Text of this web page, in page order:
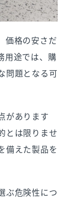
価格の安さだ
用途では、購
問題となる可
があります
とは限りませ
備えた製品を
ぶ危険性につ